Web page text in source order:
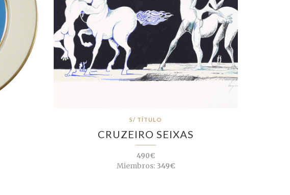
S/ TÍTULO
CRUZEIRO SEIXAS
490€
Miembros:349€